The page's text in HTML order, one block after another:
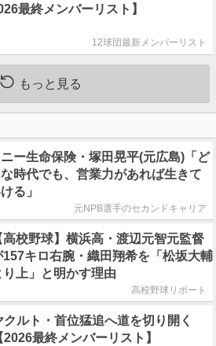
最終メンバーリスト】
12球団最新メンバーリスト
もっと見る
ニー生命保険・塚田晃平(元広島)「ど
時代でも、営業力があれば生きて
る」
元NPB選手のセカンドキャリア
高校野球】横浜高・渡辺元智元監督
157キロ右腕・織田翔希を「松坂大輔
り上」と明かす理由
高校野球リポート
クルト・首位猛追へ道を切り開く
2026最終メンバーリスト】